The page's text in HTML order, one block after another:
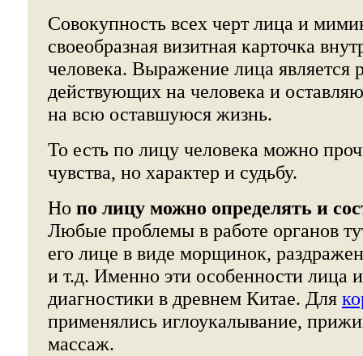
Совокупность всех черт лица и
своеобразная визитная карточка
человека. Выражение лица является
действующих на человека и
на всю оставшуюся жизнь.
То есть по лицу человека можно
чувства, но характер и судьбу.
Но по лицу можно определять и
Любые проблемы в работе органов
его лице в виде морщинок,
и т.д. Именно эти особенности лица
диагностики в древнем Китае. Для
применялись иглоукалывание,
массаж.